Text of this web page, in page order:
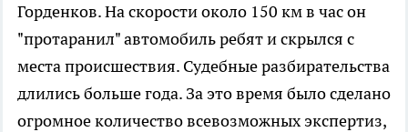
Горденков. На скорости около 150 км в час он
"протаранил" автомобиль ребят и скрылся с
места происшествия. Судебные разбирательства
длились больше года. За это время было сделано
огромное количество всевозможных экспертиз,